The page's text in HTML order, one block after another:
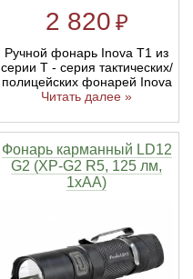
2 820 ₽
Ручной фонарь Inova T1 из
серии T - серия тактических/
полицейских фонарей Inova
Читать далее »
Фонарь карманный LD12
G2 (XP-G2 R5, 125 лм,
1xAA)